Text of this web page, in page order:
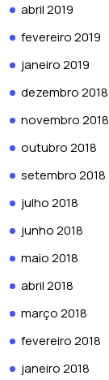
abril 2019
fevereiro 2019
janeiro 2019
dezembro 2018
novembro 2018
outubro 2018
setembro 2018
julho 2018
junho 2018
maio 2018
abril 2018
março 2018
fevereiro 2018
janeiro 2018